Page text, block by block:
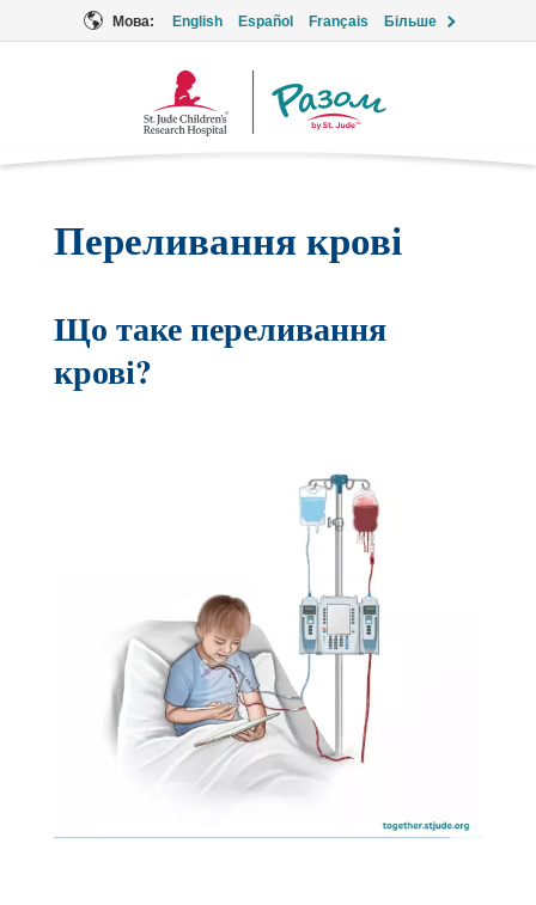
Мова: English Español Français Більше
Логотип
Переливання крові
Що таке переливання
крові?